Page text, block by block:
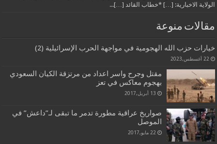
الولاية الاخبارية: […] *خطاب القائد […]...
مقالات منوعة
خيارات حزب الله الهجومية في مواجهة الحرب الإسرائيلية (2)
22 أغسطس,2023
مقتل وجرح واسر اعداد من مرتزقة الكيان السعودي
بهجوم معاكس في تعز
13 أبريل,2017
صواريخ عراقية مطورة تدمر ما تبقى لـ”داعش” في
الموصل
22 مايو,2017